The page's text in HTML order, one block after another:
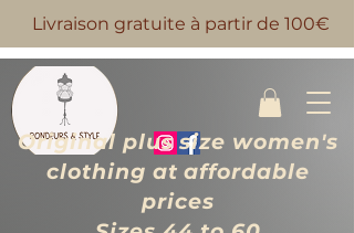
Livraison gratuite à partir de 100€
Original plus size women's
clothing at affordable
prices